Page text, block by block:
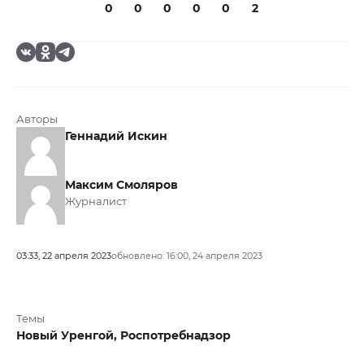
0 0 0 0 0 2
Авторы
Геннадий Искин
Максим Смоляров
Журналист
03:33, 22 апреля 2023обновлено: 16:00, 24 апреля 2023
Темы
Новый Уренгой, Роспотребнадзор